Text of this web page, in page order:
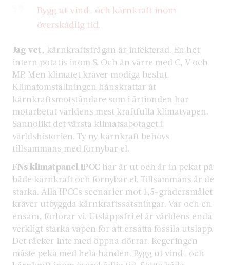
Bygg ut vind- och kärnkraft inom
överskådlig tid.
Jag vet, kärnkraftsfrågan är infekterad. En het
intern potatis inom S. Och än värre med C, V och
MP. Men klimatet kräver modiga beslut.
Klimatomställningen hånskrattar åt
kärnkraftsmotståndare som i årtionden har
motarbetat världens mest kraftfulla klimatvapen.
Sannolikt det värsta klimatsabotaget i
världshistorien. Ty ny kärnkraft behövs
tillsammans med förnybar el.
FNs klimatpanel IPCC har år ut och år in pekat på
både kärnkraft och förnybar el. Tillsammans är de
starka. Alla IPCCs scenarier mot 1,5-gradersmålet
kräver utbyggda kärnkraftssatsningar. Var och en
ensam, förlorar vi. Utsläppsfri el är världens enda
verkligt starka vapen för att ersätta fossila utsläpp.
Det räcker inte med öppna dörrar. Regeringen
måste peka med hela handen. Bygg ut vind- och